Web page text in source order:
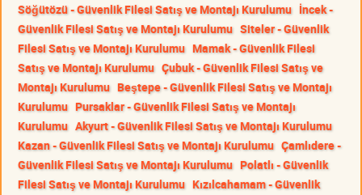
Söğütözü - Güvenlik Filesi Satış ve Montajı Kurulumu İncek -
Güvenlik Filesi Satış ve Montajı Kurulumu Siteler - Güvenlik
Filesi Satış ve Montajı Kurulumu Mamak - Güvenlik Filesi
Satış ve Montajı Kurulumu Çubuk - Güvenlik Filesi Satış ve
Montajı Kurulumu Beştepe - Güvenlik Filesi Satış ve Montajı
Kurulumu Pursaklar - Güvenlik Filesi Satış ve Montajı
Kurulumu Akyurt - Güvenlik Filesi Satış ve Montajı Kurulumu
Kazan - Güvenlik Filesi Satış ve Montajı Kurulumu Çamlıdere -
Güvenlik Filesi Satış ve Montajı Kurulumu Polatlı - Güvenlik
Filesi Satış ve Montajı Kurulumu Kızılcahamam - Güvenlik